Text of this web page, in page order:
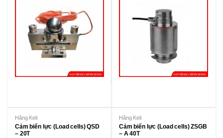
Hãng Keli
Cảm biến lực (Load cells) QSD
– 20T
Hãng Keli
Cảm biến lực (Load cells) ZSGB
– A 40T